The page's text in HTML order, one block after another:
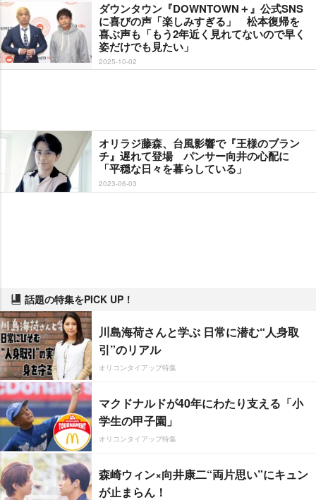
ダウンタウン『DOWNTOWN＋』公式SNS
に喜びの声「楽しみすぎる」 松本復帰を
喜ぶ声も「もう2年近く見れてないので早く
姿だけでも見たい」
2025-10-02
オリラジ藤森、台風影響で『王様のブラン
チ』遅れて登場 パンサー向井の心配に
「平穏な日々を暮らしている」
2023-06-03
話題の特集をPICK UP！
川島海荷さんと学ぶ 日常に潜む“人身取
引”のリアル
オリコンタイアップ特集
マクドナルドが40年にわたり支える「小
学生の甲子園」
オリコンタイアップ特集
森崎ウィン×向井康二“両片思い”にキュン
が止まらん！